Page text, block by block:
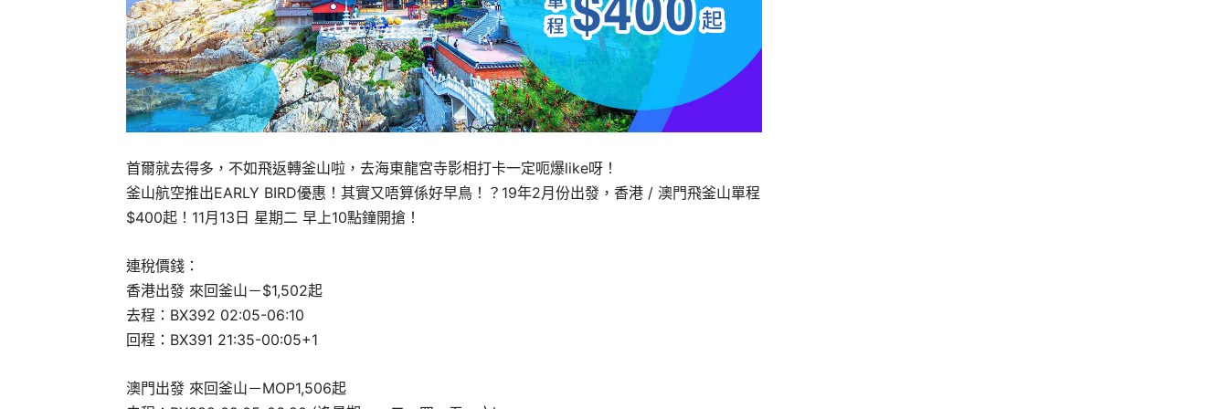
首爾就去得多，不如飛返轉釜山啦，去海東龍宮寺影相打卡一定呃爆like呀！
釜山航空推出EARLY BIRD優惠！其實又唔算係好早鳥！？19年2月份出發，香港 / 澳門飛釜山單程
$400起！11月13日 星期二 早上10點鐘開搶！
連稅價錢：
香港出發 來回釜山－$1,502起
去程：BX392 02:05-06:10
回程：BX391 21:35-00:05+1
澳門出發 來回釜山－MOP1,506起